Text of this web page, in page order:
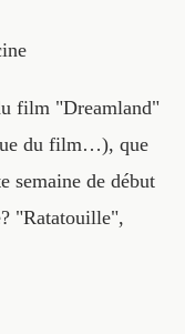
film "Dreamland"
du film…), que
semaine de début
"Ratatouille",